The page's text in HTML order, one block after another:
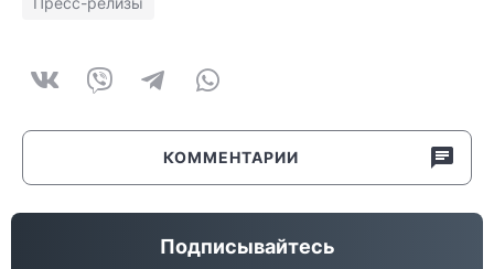
КОММЕНТАРИИ
Подписывайтесь